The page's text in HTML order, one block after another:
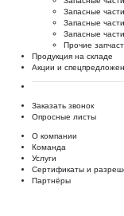
Запасные
Запасные
Запасные
Прочие
Продукция на складе
Акции и
Заказать звонок
Опросные листы
О компании
Команда
Услуги
Сертификаты и
Партнёры